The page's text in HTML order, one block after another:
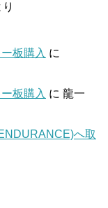
り
板購入 に
板購入 に 龍一
へ取